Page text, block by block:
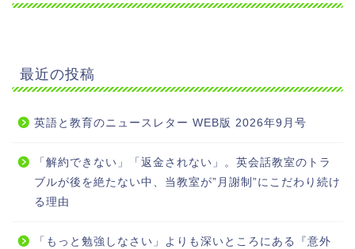
最近の投稿
英語と教育のニュースレター WEB版 2026年9月号
「解約できない」「返金されない」。英会話教室のトラ
ブルが後を絶たない中、当教室が”月謝制”にこだわり続け
る理由
「もっと勉強しなさい」よりも深いところにある『意外